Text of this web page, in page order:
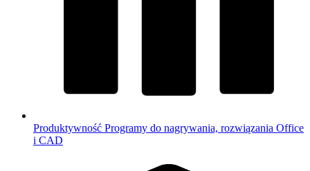
Produktywność Programy do nagrywania, rozwiązania Office
i CAD